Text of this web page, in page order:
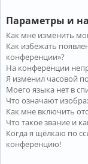
Параметры и
Как мне изменить
Как избежать
конференции»?
На конференции
Я изменил часовой
Моего языка нет в
Что означают
Как мне включить
Что такое звание и
Когда я щёлкаю по
конференцию!